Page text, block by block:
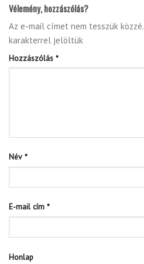
Vélemény, hozzászólás?
Az e-mail címet nem tesszük közzé.
karakterrel jelöltük
Hozzászólás *
Név *
E-mail cím *
Honlap